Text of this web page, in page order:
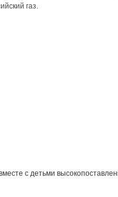
газ.
с детьми